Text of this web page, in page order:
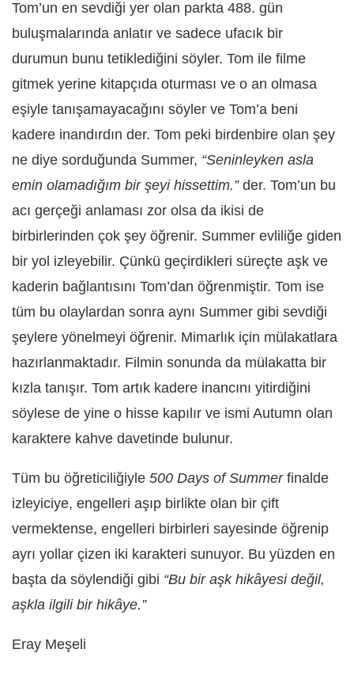
Tom’un en sevdiği yer olan parkta 488. gün
buluşmalarında anlatır ve sadece ufacık bir
durumun bunu tetiklediğini söyler. Tom ile filme
gitmek yerine kitapçıda oturması ve o an olmasa
eşiyle tanışamayacağını söyler ve Tom’a beni
kadere inandırdın der. Tom peki birdenbire olan şey
ne diye sorduğunda Summer, “Seninleyken asla
emin olamadığım bir şeyi hissettim.”der. Tom’un bu
acı gerçeği anlaması zor olsa da ikisi de
birbirlerinden çok şey öğrenir. Summer evliliğe giden
bir yol izleyebilir. Çünkü geçirdikleri süreçte aşk ve
kaderin bağlantısını Tom’dan öğrenmiştir. Tom ise
tüm bu olaylardan sonra aynı Summer gibi sevdiği
şeylere yönelmeyi öğrenir. Mimarlık için mülakatlara
hazırlanmaktadır. Filmin sonunda da mülakatta bir
kızla tanışır. Tom artık kadere inancını yitirdiğini
söylese de yine o hisse kapılır ve ismi Autumn olan
karaktere kahve davetinde bulunur.
Tüm bu öğreticiliğiyle 500 Days of Summerfinalde
izleyiciye, engelleri aşıp birlikte olan bir çift
vermektense, engelleri birbirleri sayesinde öğrenip
ayrı yollar çizen iki karakteri sunuyor. Bu yüzden en
başta da söylendiği gibi “Bu bir aşk hikâyesi değil,
aşkla ilgili bir hikâye.”
Eray Meşeli